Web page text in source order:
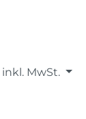
inkl. MwSt.